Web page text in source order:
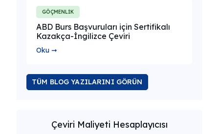
GÖÇMENLİK
ABD Burs Başvuruları için Sertifikalı
Kazakça-İngilizce Çeviri
Oku ➞
TÜM BLOG YAZILARINI GÖRÜN
Çeviri Maliyeti Hesaplayıcısı